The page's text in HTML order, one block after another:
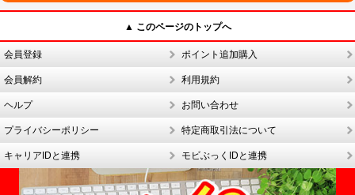
▲ このページのトップへ
会員登録 ポイント追加購入
会員解約 利用規約
ヘルプ お問い合わせ
プライバシーポリシー 特定商取引法について
キャリアIDと連携 モビぶっくIDと連携